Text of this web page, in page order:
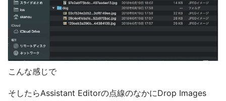
こんな感じで
そしたらAssistant Editorの点線のなかにDrop Images